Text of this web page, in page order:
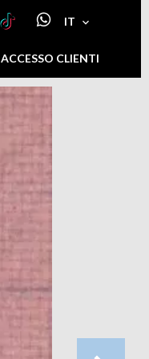
IT
ACCESSO CLIENTI